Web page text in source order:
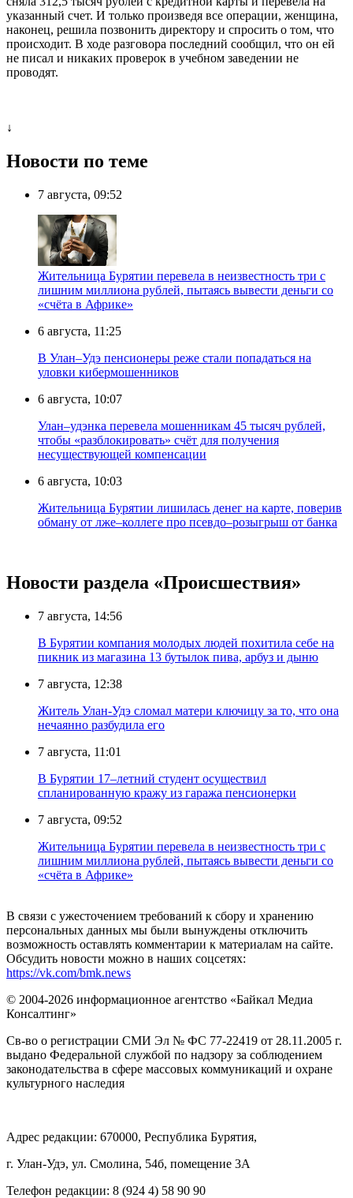
указанный счет. И только произведя все операции, женщина,
наконец, решила позвонить директору и спросить о том, что
происходит. В ходе разговора последний сообщил, что он ей
не писал и никаких проверок в учебном заведении не
проводят.
↓
Новости по теме
7 августа, 09:52
Жительница Бурятии перевела в неизвестность три с
лишним миллиона рублей, пытаясь вывести деньги со
«счёта в Африке»
6 августа, 11:25
В Улан–Удэ пенсионеры реже стали попадаться на
уловки кибермошенников
6 августа, 10:07
Улан–удэнка перевела мошенникам 45 тысяч рублей,
чтобы «разблокировать» счёт для получения
несуществующей компенсации
6 августа, 10:03
Жительница Бурятии лишилась денег на карте, поверив
обману от лже–коллеге про псевдо–розыгрыш от банка
Новости раздела «Происшествия»
7 августа, 14:56
В Бурятии компания молодых людей похитила себе на
пикник из магазина 13 бутылок пива, арбуз и дыню
7 августа, 12:38
Житель Улан-Удэ сломал матери ключицу за то, что она
нечаянно разбудила его
7 августа, 11:01
В Бурятии 17–летний студент осуществил
спланированную кражу из гаража пенсионерки
7 августа, 09:52
Жительница Бурятии перевела в неизвестность три с
лишним миллиона рублей, пытаясь вывести деньги со
«счёта в Африке»
В связи с ужесточением требований к сбору и хранению
персональных данных мы были вынуждены отключить
возможность оставлять комментарии к материалам на сайте.
Обсудить новости можно в наших соцсетях:
https://vk.com/bmk.news
© 2004-2026 информационное агентство «Байкал Медиа
Консалтинг»
Св-во о регистрации СМИ Эл № ФС 77-22419 от 28.11.2005 г.
выдано Федеральной службой по надзору за соблюдением
законодательства в сфере массовых коммуникаций и охране
культурного наследия
Адрес редакции: 670000, Республика Бурятия,
г. Улан-Удэ, ул. Смолина, 54б, помещение 3А
Телефон редакции: ‎‎8 (924 4) 58 90 90